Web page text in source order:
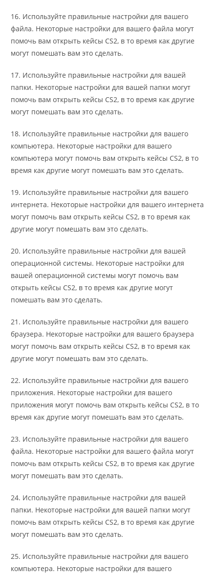
16. Используйте правильные настройки для вашего
файла. Некоторые настройки для вашего файла могут
помочь вам открыть кейсы CS2, в то время как другие
могут помешать вам это сделать.
17. Используйте правильные настройки для вашей
папки. Некоторые настройки для вашей папки могут
помочь вам открыть кейсы CS2, в то время как другие
могут помешать вам это сделать.
18. Используйте правильные настройки для вашего
компьютера. Некоторые настройки для вашего
компьютера могут помочь вам открыть кейсы CS2, в то
время как другие могут помешать вам это сделать.
19. Используйте правильные настройки для вашего
интернета. Некоторые настройки для вашего интернета
могут помочь вам открыть кейсы CS2, в то время как
другие могут помешать вам это сделать.
20. Используйте правильные настройки для вашей
операционной системы. Некоторые настройки для
вашей операционной системы могут помочь вам
открыть кейсы CS2, в то время как другие могут
помешать вам это сделать.
21. Используйте правильные настройки для вашего
браузера. Некоторые настройки для вашего браузера
могут помочь вам открыть кейсы CS2, в то время как
другие могут помешать вам это сделать.
22. Используйте правильные настройки для вашего
приложения. Некоторые настройки для вашего
приложения могут помочь вам открыть кейсы CS2, в то
время как другие могут помешать вам это сделать.
23. Используйте правильные настройки для вашего
файла. Некоторые настройки для вашего файла могут
помочь вам открыть кейсы CS2, в то время как другие
могут помешать вам это сделать.
24. Используйте правильные настройки для вашей
папки. Некоторые настройки для вашей папки могут
помочь вам открыть кейсы CS2, в то время как другие
могут помешать вам это сделать.
25. Используйте правильные настройки для вашего
компьютера. Некоторые настройки для вашего